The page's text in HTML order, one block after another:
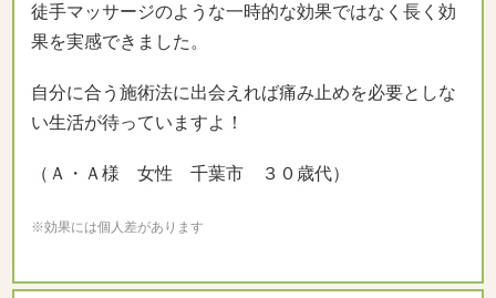
徒手マッサージのような一時的な効果ではなく長く効
果を実感できました。
自分に合う施術法に出会えれば痛み止めを必要としな
い生活が待っていますよ！
（Ａ・Ａ様 女性 千葉市 ３０歳代）
※効果には個人差があります